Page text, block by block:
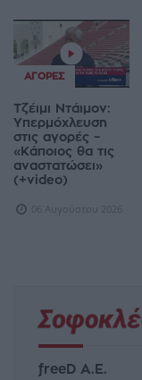
Τζέιμι Ντάιμον:
Υπερμόχλευση
στις αγορές –
«Κάποιος θα τις
αναστατώσει»